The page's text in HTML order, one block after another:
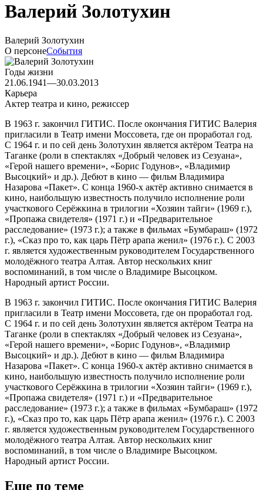
Валерий Золотухин
Валерий Золотухин
О персонеСобытия
Годы жизни
21.06.1941—30.03.2013
Карьера
Актер театра и кино, режиссер
В 1963 г. закончил ГИТИС. После окончания ГИТИС Валерия
пригласили в Театр имени Моссовета, где он проработал год.
С 1964 г. и по сей день Золотухин является актёром Театра на
Таганке (роли в спектаклях «Добрый человек из Сезуана»,
«Герой нашего времени», «Борис Годунов», «Владимир
Высоцкий» и др.). Дебют в кино — фильм Владимира
Назарова «Пакет». С конца 1960-х актёр активно снимается в
кино, наибольшую известность получило исполнение роли
участкового Серёжкина в трилогии «Хозяин тайги» (1969 г.),
«Пропажа свидетеля» (1971 г.) и «Предварительное
расследование» (1973 г.); а также в фильмах «Бумбараш» (1972
г.), «Сказ про то, как царь Пётр арапа женил» (1976 г.). С 2003
г. является художественным руководителем Государственного
молодёжного театра Алтая. Автор нескольких книг
воспоминаний, в том числе о Владимире Высоцком.
Народный артист России.
В 1963 г. закончил ГИТИС. После окончания ГИТИС Валерия
пригласили в Театр имени Моссовета, где он проработал год.
С 1964 г. и по сей день Золотухин является актёром Театра на
Таганке (роли в спектаклях «Добрый человек из Сезуана»,
«Герой нашего времени», «Борис Годунов», «Владимир
Высоцкий» и др.). Дебют в кино — фильм Владимира
Назарова «Пакет». С конца 1960-х актёр активно снимается в
кино, наибольшую известность получило исполнение роли
участкового Серёжкина в трилогии «Хозяин тайги» (1969 г.),
«Пропажа свидетеля» (1971 г.) и «Предварительное
расследование» (1973 г.); а также в фильмах «Бумбараш» (1972
г.), «Сказ про то, как царь Пётр арапа женил» (1976 г.). С 2003
г. является художественным руководителем Государственного
молодёжного театра Алтая. Автор нескольких книг
воспоминаний, в том числе о Владимире Высоцком.
Народный артист России.
Еще по теме